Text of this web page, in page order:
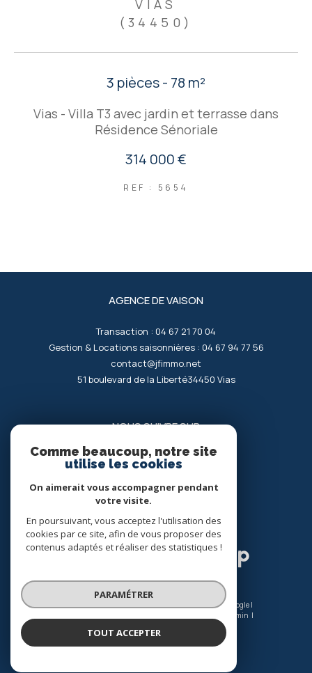
VIAS
(34450)
3 pièces - 78 m²
Vias - Villa T3 avec jardin et terrasse dans
Résidence Sénoriale
314 000 €
REF : 5654
AGENCE DE VAISON
Transaction : 04 67 21 70 04
Gestion & Locations saisonnières : 04 67 94 77 56
contact@jfimmo.net
51 boulevard de la Liberté34450 vias
NOUS SUIVRE SUR
ADHÉRENTS
© 2026 | Tous droits réservés | Traduction powered by Google |
Admin
Comme beaucoup, notre site
utilise les cookies
On aimerait vous accompagner pendant
votre visite.
En poursuivant, vous acceptez l'utilisation des
cookies par ce site, afin de vous proposer des
contenus adaptés et réaliser des statistiques !
PARAMÉTRER
TOUT ACCEPTER